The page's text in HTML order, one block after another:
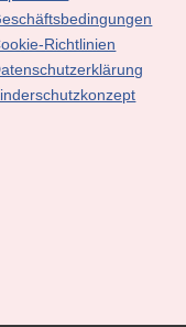
Richtlinien